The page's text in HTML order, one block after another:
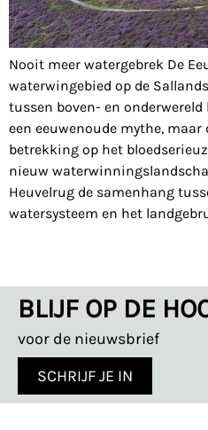
Nooit meer watergebrek De
waterwingebied op de
tussen boven- en
een eeuwenoude mythe, maar
betrekking op het
nieuw
Heuvelrug de samenhang
watersysteem en het
BLIJF OP DE
voor de nieuwsbrief
SCHRIJF JE IN